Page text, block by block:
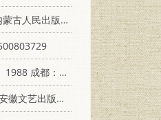
出版社 7204066146
1988 成都：四川大学出版社
版社 753960039X